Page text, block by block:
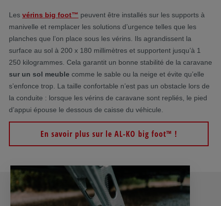
Les vérins big foot™ peuvent être installés sur les supports à
manivelle et remplacer les solutions d’urgence telles que les
planches que l’on place sous les vérins. Ils agrandissent la
surface au sol à 200 x 180 millimètres et supportent jusqu’à 1
250 kilogrammes. Cela garantit un bonne stabilité de la caravane
sur un sol meuble comme le sable ou la neige et évite qu’elle
s’enfonce trop. La taille confortable n’est pas un obstacle lors de
la conduite : lorsque les vérins de caravane sont repliés, le pied
d’appui épouse le dessous de caisse du véhicule.
En savoir plus sur le AL-KO big foot™ !